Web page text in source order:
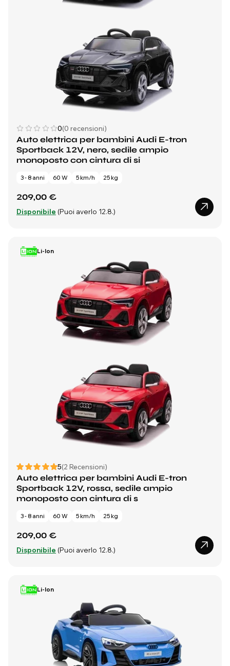
0(0 recensioni)
Auto elettrica per bambini Audi E-tron
Sportback 12V, nero, sedile ampio
monoposto con cintura di si
3 - 8 anni 60 W 5 km/h 25 kg
209,00 €
Disponibile (Puoi averlo 12.8.)
Li-Ion
5(2 Recensioni)
Auto elettrica per bambini Audi E-tron
Sportback 12V, rossa, sedile ampio
monoposto con cintura di s
3 - 8 anni 60 W 5 km/h 25 kg
209,00 €
Disponibile (Puoi averlo 12.8.)
Li-Ion